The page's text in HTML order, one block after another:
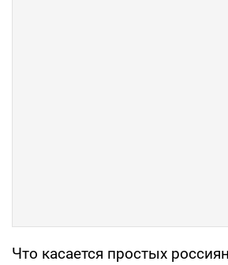
Что касается простых